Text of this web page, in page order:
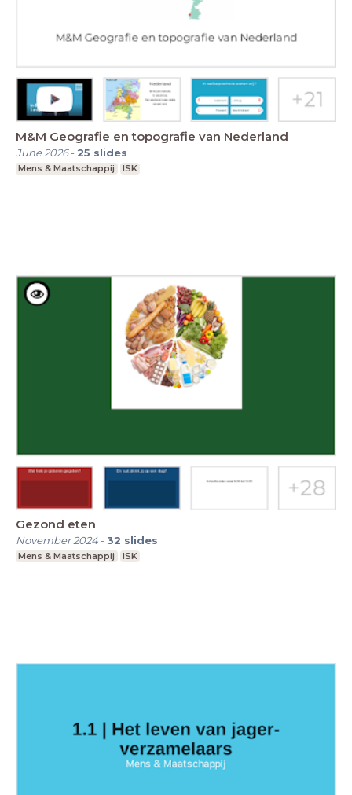
M&M Geografie en topografie van Nederland
June 2026- 25 slides
Mens & Maatschappij ISK
Gezond eten
November 2024-32 slides
Mens & Maatschappij ISK